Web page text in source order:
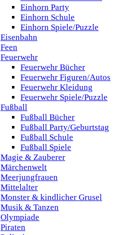
Einhorn Party
Einhorn Schule
Einhorn Spiele/Puzzle
Eisenbahn
Feen
Feuerwehr
Feuerwehr Bücher
Feuerwehr Figuren/Autos
Feuerwehr Kleidung
Feuerwehr Spiele/Puzzle
Fußball
Fußball Bücher
Fußball Party/Geburtstag
Fußball Schule
Fußball Spiele
Magie & Zauberer
Märchenwelt
Meerjungfrauen
Mittelalter
Monster & kindlicher Grusel
Musik & Tanzen
Olympiade
Piraten